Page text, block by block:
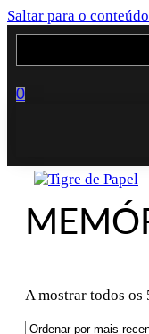
Saltar para o
Search
0
A mostrar todos os